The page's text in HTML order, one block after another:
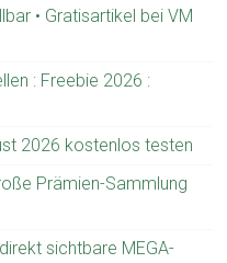
• Gratisartikel bei VM
: Freebie 2026 :
2026 kostenlos testen
Prämien-Sammlung
sichtbare MEGA-